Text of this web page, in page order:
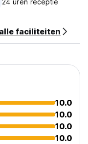
24 uren receptie
faciliteiten
10.0
10.0
10.0
10.0